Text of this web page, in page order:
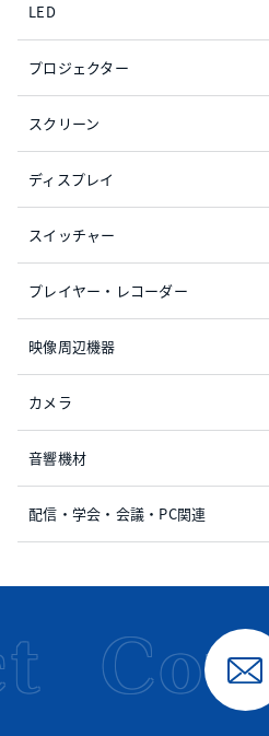
LED
プロジェクター
スクリーン
ディスプレイ
スイッチャー
プレイヤー・レコーダー
映像周辺機器
カメラ
音響機材
配信・学会・会議・PC関連